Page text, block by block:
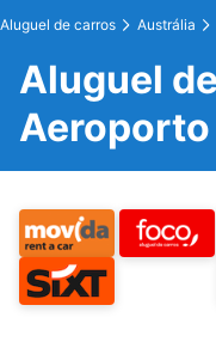
Aluguel de carros Austrália
Aluguel
Aeroporto